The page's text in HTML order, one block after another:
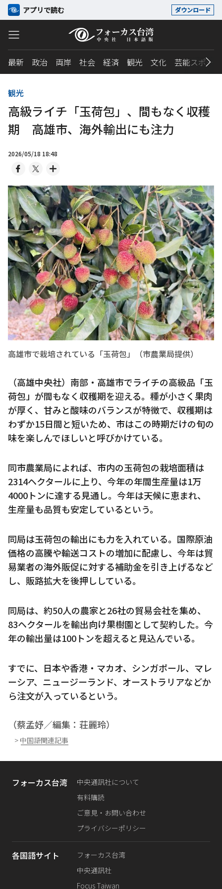
アプリで読む ダウンロード
最新 政治 両岸 社会 経済 観光 文化 芸能スポーツ
観光
高級ライチ「玉荷包」、間もなく収穫
期 高雄市、海外輸出にも注力
2026/05/18 18:48
高雄市で栽培されている「玉荷包」（市農業局提供）
（高雄中央社）南部・高雄市でライチの高級品「玉
荷包」が間もなく収穫期を迎える。種が小さく果肉
が厚く、甘みと酸味のバランスが特徴で、収穫期は
わずか15日間と短いため、市はこの時期だけの旬の
味を楽しんでほしいと呼びかけている。
同市農業局によれば、市内の玉荷包の栽培面積は
2314ヘクタールに上り、今年の年間生産量は1万
4000トンに達する見通し。今年は天候に恵まれ、
生産量も品質も安定しているという。
同局は玉荷包の輸出にも力を入れている。国際原油
価格の高騰や輸送コストの増加に配慮し、今年は貿
易業者の海外販促に対する補助金を引き上げるなど
し、販路拡大を後押ししている。
同局は、約50人の農家と26社の貿易会社を集め、
83ヘクタールを輸出向け果樹園として契約した。今
年の輸出量は100トンを超えると見込んでいる。
すでに、日本や香港・マカオ、シンガポール、マレ
ーシア、ニュージーランド、オーストラリアなどか
ら注文が入っているという。
（蔡孟妤／編集：荘麗玲）
> 中国語関連記事
フォーカス台湾
中央通訊社について
有料購読
ご意見・お問い合わせ
プライバシーポリシー
各国語サイト
フォーカス台湾
中央通訊社
Focus Taiwan